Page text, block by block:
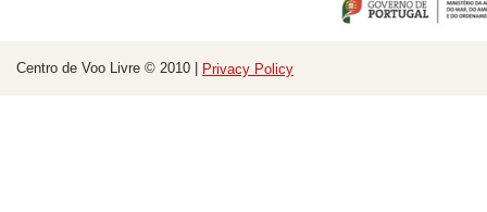
Centro de Voo Livre © 2010 | Privacy Policy